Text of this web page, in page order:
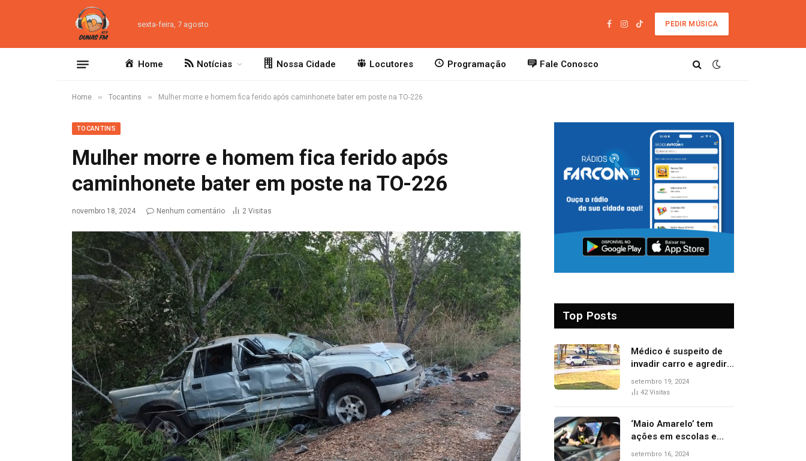
sexta-feira, 7 agosto
Facebook
Instagram
TikTok
PEDIR MÚSICA
Home Notícias Nossa Cidade Locutores Programação Fale Conosco
Home » Tocantins » Mulher morre e homem fica ferido após caminhonete bater em poste na TO-226
TOCANTINS
Mulher morre e homem fica ferido após
caminhonete bater em poste na TO-226
novembro 18, 2024 Nenhum comentário 2 Visitas
Top Posts
Médico é suspeito de
invadir carro e agredir
delegado aposentado
durante confusão no
setembro 19, 2024
42Visitas
‘Maio Amarelo’ tem
ações em escolas e
ruas para prevenir
setembro 16, 2024